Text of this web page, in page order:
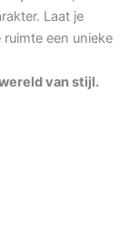
Laat je
een unieke
van stijl.